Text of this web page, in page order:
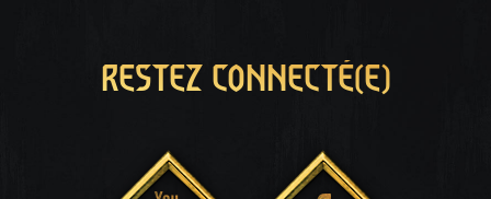
RESTEZ CONNECTÉ(E)